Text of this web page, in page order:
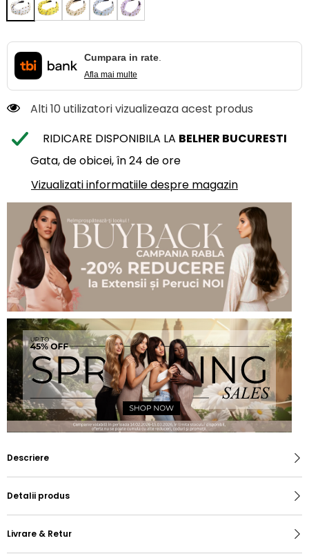
Cumpara in rate.
Afla mai multe
Alti 10 utilizatori vizualizeaza acest produs
RIDICARE DISPONIBILA LA BELHER BUCURESTI
Gata, de obicei, în 24 de ore
Vizualizati informatiile despre magazin
Descriere
Detalii produs
Livrare & Retur